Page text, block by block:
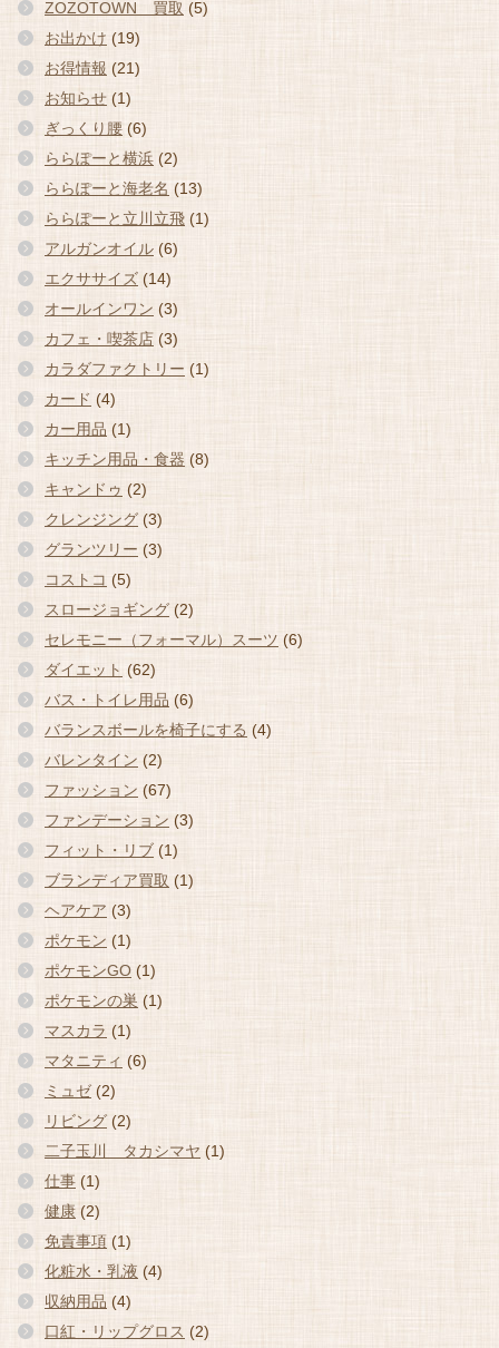
ZOZOTOWN 買取 (5)
お出かけ (19)
お得情報 (21)
お知らせ (1)
ぎっくり腰 (6)
ららぽーと横浜 (2)
ららぽーと海老名 (13)
ららぽーと立川立飛 (1)
アルガンオイル (6)
エクササイズ (14)
オールインワン (3)
カフェ・喫茶店 (3)
カラダファクトリー (1)
カード (4)
カー用品 (1)
キッチン用品・食器 (8)
キャンドゥ (2)
クレンジング (3)
グランツリー (3)
コストコ (5)
スロージョギング (2)
セレモニー（フォーマル）スーツ (6)
ダイエット (62)
バス・トイレ用品 (6)
バランスボールを椅子にする (4)
バレンタイン (2)
ファッション (67)
ファンデーション (3)
フィット・リブ (1)
ブランディア買取 (1)
ヘアケア (3)
ポケモン (1)
ポケモンGO (1)
ポケモンの巣 (1)
マスカラ (1)
マタニティ (6)
ミュゼ(2)
リビング (2)
二子玉川 タカシマヤ (1)
仕事 (1)
健康 (2)
免責事項 (1)
化粧水・乳液 (4)
収納用品 (4)
口紅・リップグロス (2)